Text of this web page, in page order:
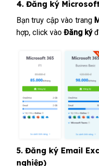
4. Đăng ký
Bạn truy cập vào trang
hợp, click vào Đăng ký
5. Đăng ký Email
nghiệp)